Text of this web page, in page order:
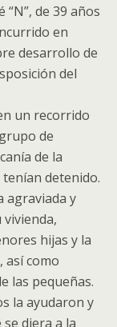
de 39 años
en
desarrollo de
del
un recorrido
de
de la
detenido.
agraviada y
hijas y la
así como
las pequeñas.
la ayudaron y
diera a la